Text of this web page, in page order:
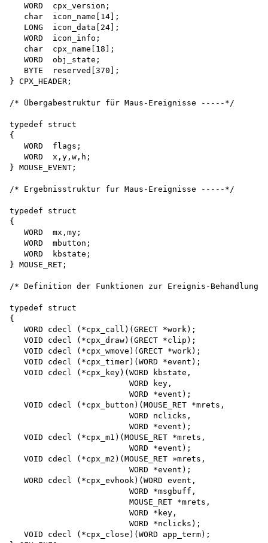
   WORD  cpx_version;
   char  icon_name[14];
   LONG  icon_data[24];
   WORD  icon_info;
   char  cpx_name[18];
   WORD  obj_state;
   BYTE  reserved[370];
} CPX_HEADER;
/* Übergabestruktur für Maus-Ereignisse -----*/
typedef struct
{
   WORD  flags;
   WORD  x,y,w,h;
} MOUSE_EVENT;
/* Ergebnisstruktur fur Maus-Ereignisse -----*/
typedef struct
{
   WORD  mx,my;
   WORD  mbutton;
   WORD  kbstate;
} MOUSE_RET;
/* Definition der Funktionen zur Ereignis-
typedef struct
{
   WORD cdecl (*cpx_call)(GRECT *work);
   VOID cdecl (*cpx_draw)(GRECT *clip);
   VOID cdecl (*cpx_wmove)(GRECT *work);
   VOID cdecl (*cpx_timer)(WORD *event);
   VOID cdecl (*cpx_key)(WORD kbstate,
                         WORD key,
                         WORD *event);
   VOID cdecl (*cpx_button)(MOUSE_RET *mrets,
                         WORD nclicks,
                         WORD *event);
   VOID cdecl (*cpx_m1)(MOUSE_RET *mrets,
                         WORD *event);
   VOID cdecl (*cpx_m2)(MOUSE_RET »mrets,
                         WORD *event);
   WORD cdecl (*cpx_evhook)(WORD event,
                         WORD *msgbuff,
                         MOUSE_RET *mrets,
                         WORD *key,
                         WORD *nclicks);
   VOID cdecl (*cpx_close)(WORD app_term);